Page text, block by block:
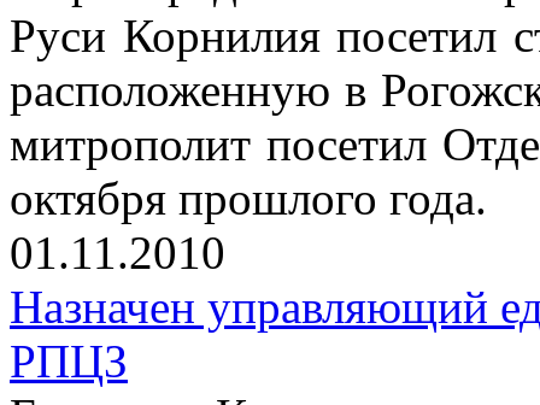
Руси Корнилия посетил
расположенную в
митрополит посетил
октября прошлого года.
01.11.2010
Назначен управляющий
РПЦЗ